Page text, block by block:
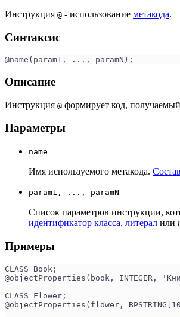
Инструкция @ - использование метакода.
Синтаксис
@name(param1, ..., paramN);
Описание
Инструкция @ формирует код,
Параметры
name
Имя используемого метакода.
param1, ..., paramN
Список параметров инструкции,
идентификатор класса, литерал или
Примеры
CLASS Book;
@objectProperties(book, INTEGER,
CLASS Flower;
@objectProperties(flower,